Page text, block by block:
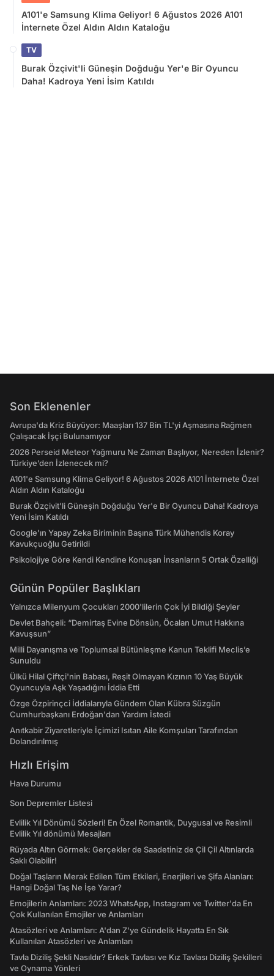
A101'e Samsung Klima Geliyor! 6 Ağustos 2026 A101
İnternete Özel Aldın Aldın Kataloğu
TV
Burak Özçivit'li Güneşin Doğduğu Yer'e Bir Oyuncu
Daha! Kadroya Yeni İsim Katıldı
Son Eklenenler
Avrupa'da Kriz Büyüyor: Maaşları 137 Bin TL'yi Aşmasına Rağmen
Çalışacak İşçi Bulunamıyor
2026 Perseid Meteor Yağmuru Ne Zaman Başlıyor, Nereden İzlenir?
Türkiye’den İzlenecek mi?
A101'e Samsung Klima Geliyor! 6 Ağustos 2026 A101 İnternete Özel
Aldın Aldın Kataloğu
Burak Özçivit'li Güneşin Doğduğu Yer'e Bir Oyuncu Daha! Kadroya
Yeni İsim Katıldı
Google'ın Yapay Zeka Biriminin Başına Türk Mühendis Koray
Kavukçuoğlu Getirildi
Psikolojiye Göre Kendi Kendine Konuşan İnsanların 5 Ortak Özelliği
Günün Popüler Başlıkları
Yalnızca Milenyum Çocukları 2000'lilerin Çok İyi Bildiği Şeyler
Devlet Bahçeli: “Demirtaş Evine Dönsün, Öcalan Umut Hakkına
Kavuşsun”
Milli Dayanışma ve Toplumsal Bütünleşme Kanun Teklifi Meclis’e
Sunuldu
Ülkü Hilal Çiftçi'nin Babası, Reşit Olmayan Kızının 10 Yaş Büyük
Oyuncuyla Aşk Yaşadığını İddia Etti
Özge Özpirinçci İddialarıyla Gündem Olan Kübra Süzgün
Cumhurbaşkanı Erdoğan'dan Yardım İstedi
Anıtkabir Ziyaretleriyle İçimizi Isıtan Aile Komşuları Tarafından
Dolandırılmış
Hızlı Erişim
Hava Durumu
Son Depremler Listesi
Evlilik Yıl Dönümü Sözleri! En Özel Romantik, Duygusal ve Resimli
Evlilik Yıl dönümü Mesajları
Rüyada Altın Görmek: Gerçekler de Saadetiniz de Çil Çil Altınlarda
Saklı Olabilir!
Doğal Taşların Merak Edilen Tüm Etkileri, Enerjileri ve Şifa Alanları:
Hangi Doğal Taş Ne İşe Yarar?
Emojilerin Anlamları: 2023 WhatsApp, Instagram ve Twitter'da En
Çok Kullanılan Emojiler ve Anlamları
Atasözleri ve Anlamları: A'dan Z'ye Gündelik Hayatta En Sık
Kullanılan Atasözleri ve Anlamları
Tavla Diziliş Şekli Nasıldır? Erkek Tavlası ve Kız Tavlası Diziliş Şekilleri
ve Oynama Yönleri